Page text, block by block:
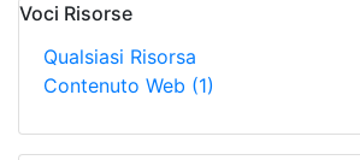
Voci Risorse
Qualsiasi Risorsa
Contenuto Web (1)